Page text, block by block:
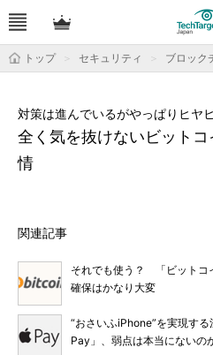
トップ セキュリティ ブロック
全く気を抜けないビット
情
対策は進んでいるがやっぱりヒヤ
関連記事
それでも使う？ 「ビットコ
確保はかなり大変
“おさいふiPhone”を実現す
Pay」、弱点は本当にないの